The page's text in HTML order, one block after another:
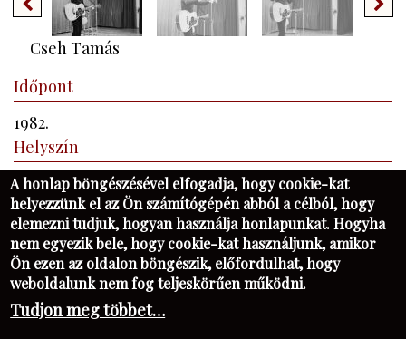
Cseh Tamás
Időpont
1982.
Helyszín
Apáczai Csere János Tanítóképző Főiskola, Győr
Asbóth Imre felvételei
FB
KAPCSOLAT
KATALÓGUSKERESŐ - OPAC
A honlap böngészésével elfogadja, hogy cookie-kat
helyezzünk el az Ön számítógépén abból a célból, hogy
elemezni tudjuk, hogyan használja honlapunkat. Hogyha
nem egyezik bele, hogy cookie-kat használjunk, amikor
Ön ezen az oldalon böngészik, előfordulhat, hogy
weboldalunk nem fog teljeskörűen működni.
Tudjon meg többet…